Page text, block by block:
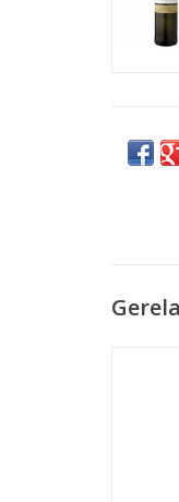
Dona